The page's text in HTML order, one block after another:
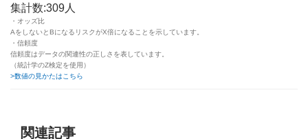
集計数:309人
・オッズ比
AをしないとBになるリスクがX倍になることを示しています。
・信頼度
信頼度はデータの関連性の正しさを表しています。
（統計学のZ検定を使用）
>数値の見かたはこちら
関連記事